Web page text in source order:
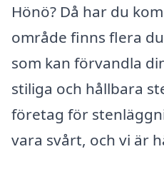
Hönö? Då har du
område finns flera
som kan förvandla
stiliga och hållbara
företag för
vara svårt, och vi är